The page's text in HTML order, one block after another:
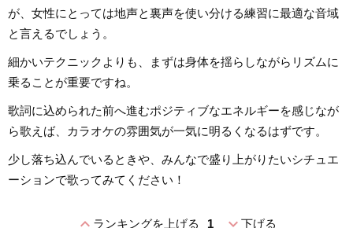
が、女性にとっては地声と裏声を使い分ける練習に最適な音域
と言えるでしょう。
細かいテクニックよりも、まずは身体を揺らしながらリズムに
乗ることが重要ですね。
歌詞に込められた前へ進むポジティブなエネルギーを感じなが
ら歌えば、カラオケの雰囲気が一気に明るくなるはずです。
少し落ち込んでいるときや、みんなで盛り上がりたいシチュエ
ーションで歌ってみてください！
expand_lessランキングを上げる 1 expand_more下げる